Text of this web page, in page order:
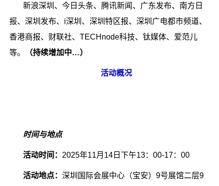
新浪深圳、今日头条、腾讯新闻、广东发布、南方日
报、深圳发布、i深圳、深圳特区报、深圳广电都市频道、
香港商报、财联社、TECHnode科技、钛媒体、爱范儿
等。
（持续增加中…）
活动概况
时间与地点
活动时间： 2025年11月14日下午13：00-17：00
活动地点： 深圳国际会展中心（宝安）9号展馆二层9